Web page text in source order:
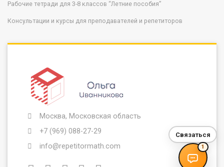
Рабочие тетради для 3-8 классов “Летние пособия”
Консультации и курсы для преподавателей и репетиторов
Москва, Московская область
+7 (969) 088-27-29
info@repetitormath.com
Связаться
1